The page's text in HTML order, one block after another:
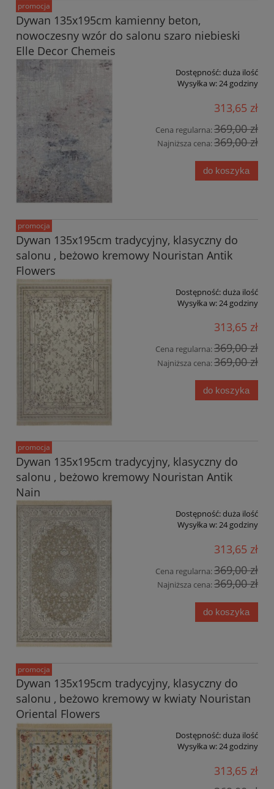
Dywan 135x195cm kamienny beton,
nowoczesny wzór do salonu szaro niebieski
Elle Decor Chemeis
Dostępność:duża ilość
Wysyłka w:24 godziny
313,65 zł
Cena regularna:369,00 zł
Najniższa cena:369,00 zł
do koszyka
promocja
Dywan 135x195cm tradycyjny, klasyczny do
salonu , beżowo kremowy Nouristan Antik
Flowers
Dostępność:duża ilość
Wysyłka w:24 godziny
313,65 zł
Cena regularna:369,00 zł
Najniższa cena:369,00 zł
do koszyka
promocja
Dywan 135x195cm tradycyjny, klasyczny do
salonu , beżowo kremowy Nouristan Antik
Nain
Dostępność:duża ilość
Wysyłka w:24 godziny
313,65 zł
Cena regularna:369,00 zł
Najniższa cena:369,00 zł
do koszyka
promocja
Dywan 135x195cm tradycyjny, klasyczny do
salonu , beżowo kremowy w kwiaty Nouristan
Oriental Flowers
Dostępność:duża ilość
Wysyłka w:24 godziny
313,65 zł
promocja